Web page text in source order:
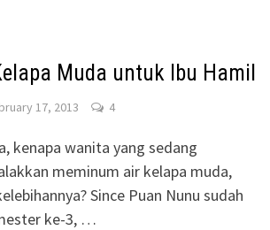
Muda untuk Ibu Hamil
17, 2013 4
kenapa wanita yang sedang
meminum air kelapa muda,
Since Puan Nunu sudah
ke-3, …